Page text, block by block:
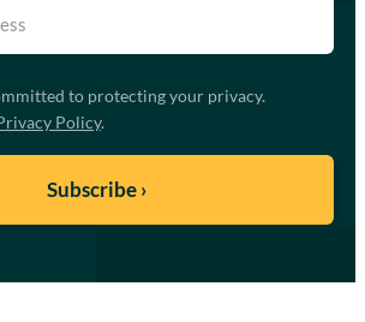
to protecting your privacy.
Policy.